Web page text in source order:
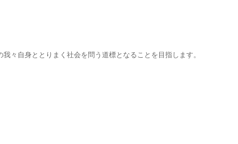
々自身ととりまく社会を問う道標となることを目指します。